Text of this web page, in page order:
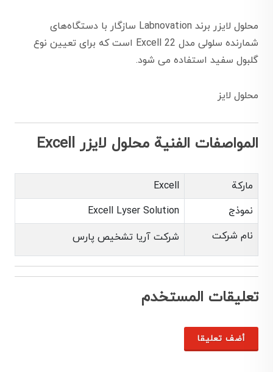
محلول لایزر برند Labnovation سازگار با دستگاه‌های
شمارنده سلولی مدل Excell 22 است که برای تعیین نوع
گلبول سفید استفاده می شود.
محلول لایز
المواصفات الفنية محلول لایزر Excell
ماركة
Excell
نموذج
Excell Lyser Solution
نام شرکت
شرکت آریا تشخیص پارس
تعليقات المستخدم
أضف تعليقا